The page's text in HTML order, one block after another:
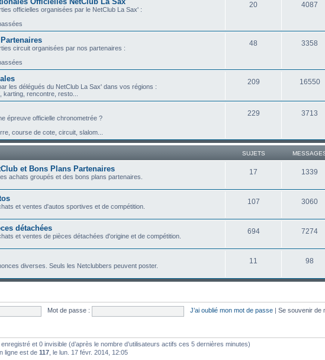
officielles organisées par le NetClub La Sax' :
20 4087
circuit organisées par nos partenaires :
48 3358
les délégués du NetClub La Sax' dans vos régions :
rencontre, resto...
209 16550
épreuve officielle chronometrée ?
course de cote, circuit, slalom...
229 3713
SUJETS
et Bons Plans Partenaires
achats groupés et des bons plans partenaires.
17 1339
et ventes d'autos sportives et de compétition.
107 3060
détachées
et ventes de pièces détachées d'origine et de compétition.
694 7274
diverses. Seuls les Netclubbers peuvent poster.
11 98
Mot de passe : J’ai oublié mon mot de passe Se souvenir de
et 0 invisible (d’après le nombre d’utilisateurs actifs ces 5 dernières minutes)
ligne est de 117 , le lun. 17 févr. 2014, 12:05